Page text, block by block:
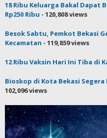
18 Ribu Keluarga Bakal Dapat
Rp250 Ribu - 120,808 views
Besok Sabtu, Pemkot Bekasi
Kecamatan - 119,859 views
12 Ribu Vaksin Hari Ini Tiba di
Bioskop di Kota Bekasi
102,096 views